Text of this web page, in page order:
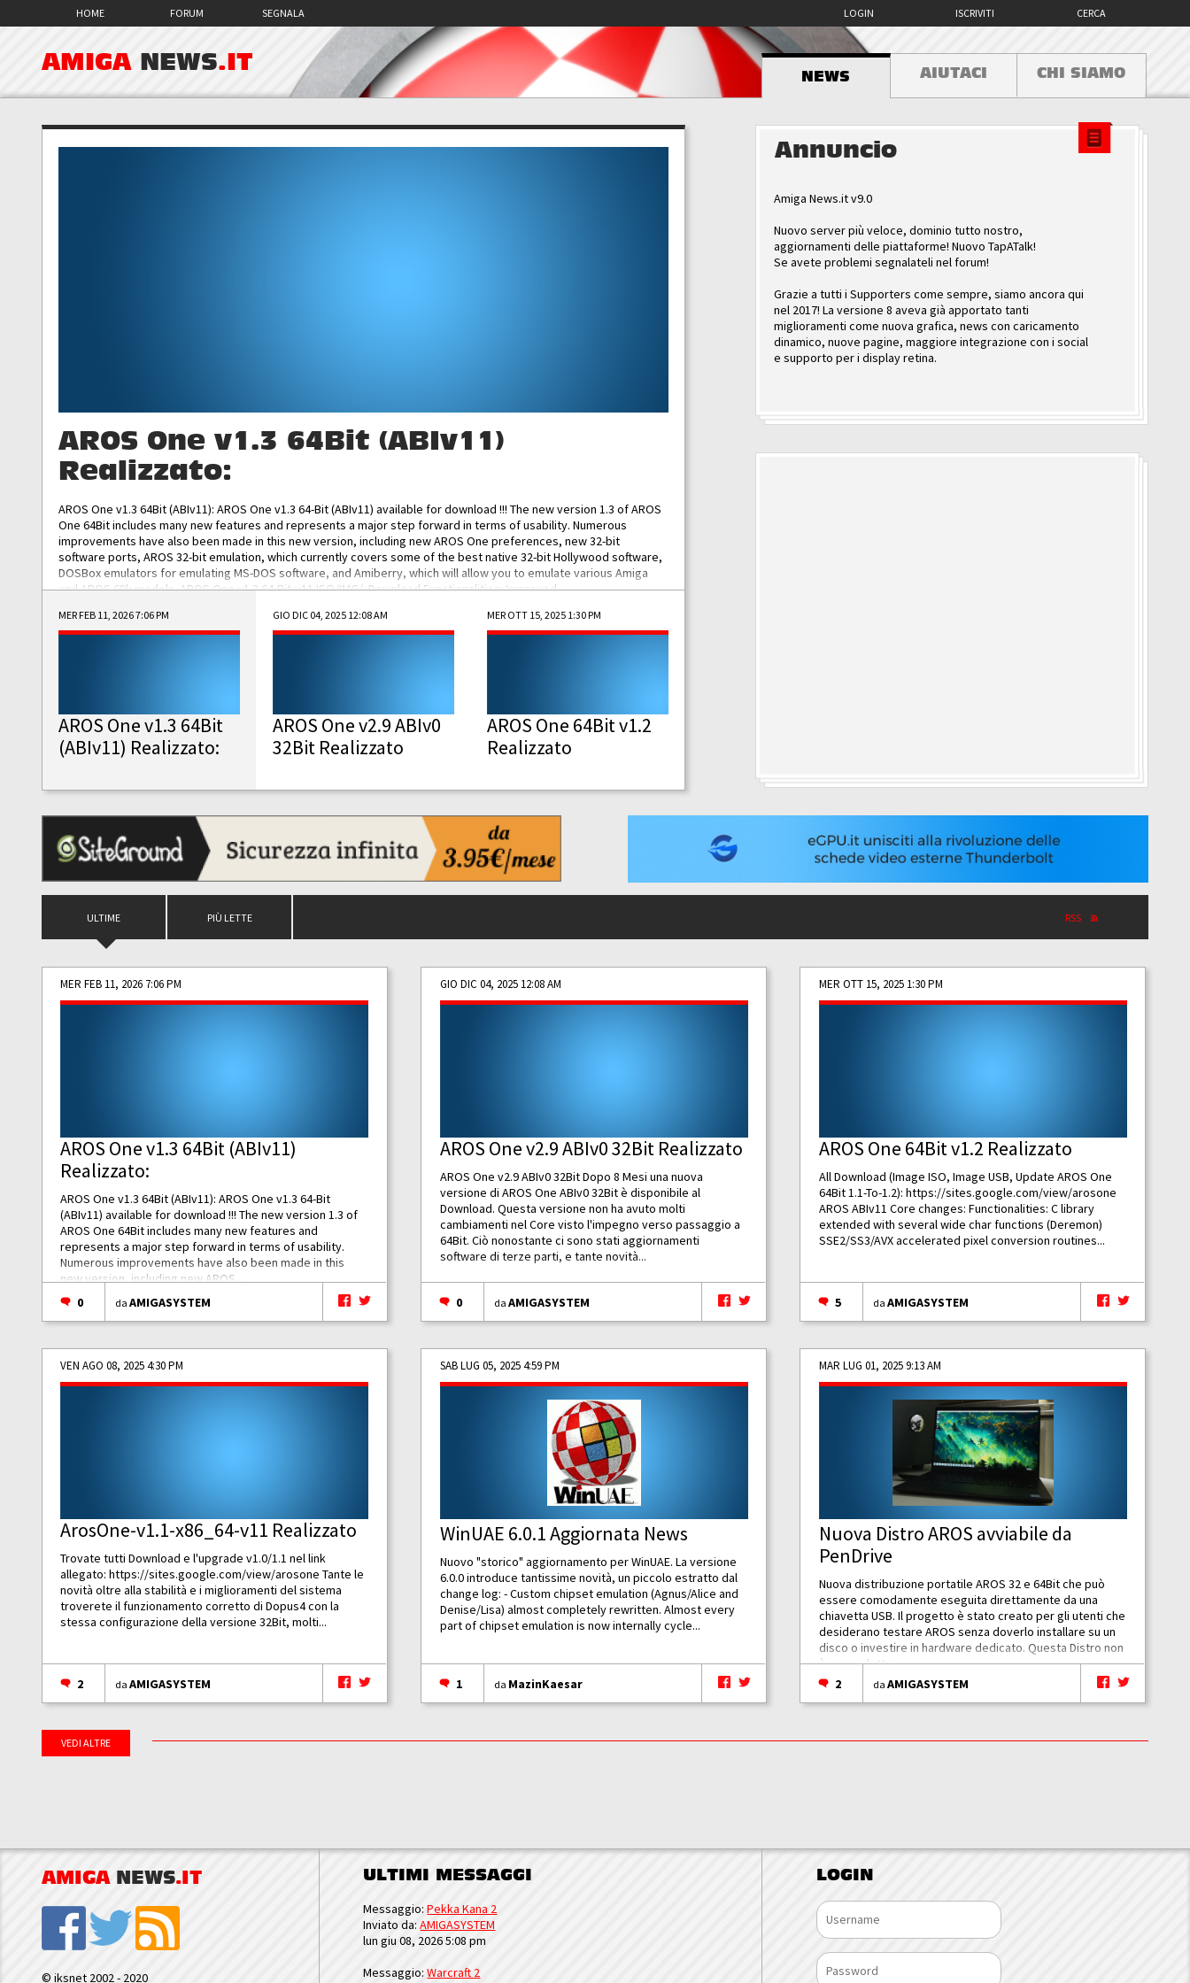
HOME FORUM SEGNALA CERCA
ISCRIVITI
LOGIN
AMIGA NEWS.IT
NEWS AIUTACI CHI SIAMO
AROS One v1.3 64Bit (ABIv11)
Realizzato:
AROS One v1.3 64Bit (ABIv11): AROS One v1.3 64-Bit (ABIv11) available for download !!! The new version 1.3 of AROS
One 64Bit includes many new features and represents a major step forward in terms of usability. Numerous
improvements have also been made in this new version, including new AROS One preferences, new 32-bit
software ports, AROS 32-bit emulation, which currently covers some of the best native 32-bit Hollywood software,
DOSBox emulators for emulating MS-DOS software, and Amiberry, which will allow you to emulate various Amiga
and AROS 68k models. AROS One v1.3 64-Bit-v11 ISO/IMG/: Download Functionalities: Improved...
MER FEB 11, 2026 7:06 PM
AROS One v1.3 64Bit
(ABIv11) Realizzato:
GIO DIC 04, 2025 12:08 AM
AROS One v2.9 ABIv0
32Bit Realizzato
MER OTT 15, 2025 1:30 PM
AROS One 64Bit v1.2
Realizzato
Annuncio
Amiga News.it v9.0
Nuovo server più veloce, dominio tutto nostro,
aggiornamenti delle piattaforme! Nuovo TapATalk!
Se avete problemi segnalateli nel forum!
Grazie a tutti i Supporters come sempre, siamo ancora qui
nel 2017! La versione 8 aveva già apportato tanti
miglioramenti come nuova grafica, news con caricamento
dinamico, nuove pagine, maggiore integrazione con i social
e supporto per i display retina.
ULTIME PIÙ LETTE RSS
MER FEB 11, 2026 7:06 PM
AROS One v1.3 64Bit (ABIv11)
Realizzato:
AROS One v1.3 64Bit (ABIv11): AROS One v1.3 64-Bit
(ABIv11) available for download !!! The new version 1.3 of
AROS One 64Bit includes many new features and
represents a major step forward in terms of usability.
Numerous improvements have also been made in this
new version, including new AROS...
0
daAMIGASYSTEM
GIO DIC 04, 2025 12:08 AM
AROS One v2.9 ABIv0 32Bit Realizzato
AROS One v2.9 ABIv0 32Bit Dopo 8 Mesi una nuova
versione di AROS One ABIv0 32Bit è disponibile al
Download. Questa versione non ha avuto molti
cambiamenti nel Core visto l'impegno verso passaggio a
64Bit. Ciò nonostante ci sono stati aggiornamenti
software di terze parti, e tante novità...
0 daAMIGASYSTEM
MER OTT 15, 2025 1:30 PM
AROS One 64Bit v1.2 Realizzato
All Download (Image ISO, Image USB, Update AROS One
64Bit 1.1-To-1.2): https://sites.google.com/view/arosone
AROS ABIv11 Core changes: Functionalities: C library
extended with several wide char functions (Deremon)
SSE2/SS3/AVX accelerated pixel conversion routines...
5 daAMIGASYSTEM
VEN AGO 08, 2025 4:30 PM
ArosOne-v1.1-x86_64-v11 Realizzato
Trovate tutti Download e l'upgrade v1.0/1.1 nel link
allegato:https://sites.google.com/view/arosone Tante le
novità oltre alla stabilità e i miglioramenti del sistema
troverete il funzionamento corretto di Dopus4 con la
stessa configurazione della versione 32Bit, molti...
2 daAMIGASYSTEM
SAB LUG 05, 2025 4:59 PM
WinUAE 6.0.1 Aggiornata News
Nuovo "storico" aggiornamento per WinUAE. La versione
6.0.0 introduce tantissime novità, un piccolo estratto dal
change log: - Custom chipset emulation (Agnus/Alice and
Denise/Lisa) almost completely rewritten. Almost every
part of chipset emulation is now internally cycle...
1 da MazinKaesar
MAR LUG 01, 2025 9:13 AM
Nuova Distro AROS avviabile da
PenDrive
Nuova distribuzione portatile AROS 32 e 64Bit che può
essere comodamente eseguita direttamente da una
chiavetta USB. Il progetto è stato creato per gli utenti che
desiderano testare AROS senza doverlo installare su un
disco o investire in hardware dedicato. Questa Distro non
è un prodotto...
2
daAMIGASYSTEM
VEDI ALTRE
AMIGA NEWS.IT
© iksnet 2002 - 2020
ULTIMI MESSAGGI
Messaggio:Pekka Kana 2
Inviato da:AMIGASYSTEM
lun giu 08, 2026 5:08 pm
Messaggio:Warcraft 2
LOGIN